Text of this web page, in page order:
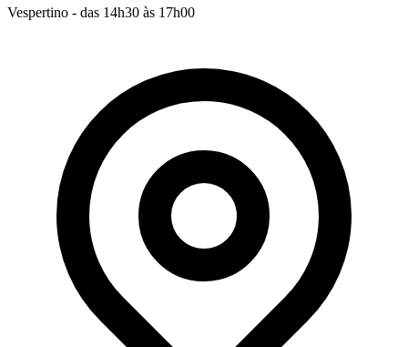
Vespertino - das 14h30 às 17h00